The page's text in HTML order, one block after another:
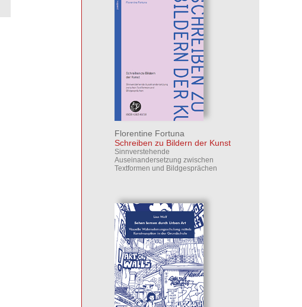
Florentine Fortuna
Schreiben zu Bildern der Kunst
Sinnverstehende
Auseinandersetzung zwischen
Textformen und Bildgesprächen